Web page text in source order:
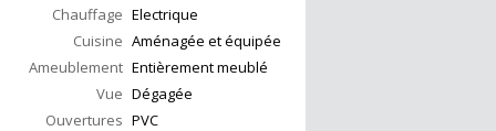
Chauffage Electrique
Cuisine Aménagée et équipée
Ameublement Entièrement meublé
Vue Dégagée
Ouvertures PVC